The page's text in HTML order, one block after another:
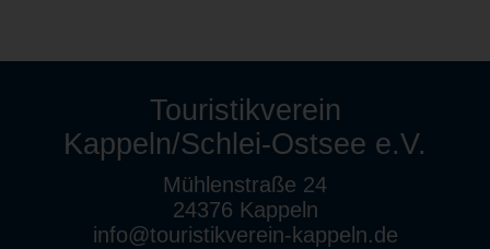
Touristikverein
Kappeln/Schlei-Ostsee e.V.
Mühlenstraße 24
24376 Kappeln
info@touristikverein-kappeln.de